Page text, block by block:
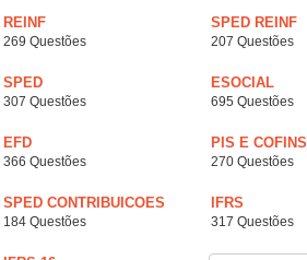
REINF
269 Questões
SPED REINF
207 Questões
SPED
307 Questões
ESOCIAL
695 Questões
EFD
366 Questões
PIS E COFINS
270 Questões
SPED CONTRIBUICOES
184 Questões
IFRS
317 Questões